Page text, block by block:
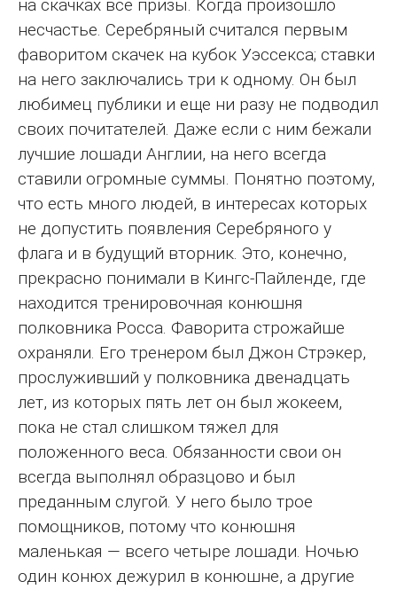
на скачках все призы. Когда произошло
несчастье. Серебряный считался первым
фаворитом скачек на кубок Уэссекса; ставки
на него заключались три к одному. Он был
любимец публики и еще ни разу не подводил
своих почитателей. Даже если с ним бежали
лучшие лошади Англии, на него всегда
ставили огромные суммы. Понятно поэтому,
что есть много людей, в интересах которых
не допустить появления Серебряного у
флага и в будущий вторник. Это, конечно,
прекрасно понимали в Кингс-Пайленде, где
находится тренировочная конюшня
полковника Росса. Фаворита строжайше
охраняли. Его тренером был Джон Стрэкер,
прослуживший у полковника двенадцать
лет, из которых пять лет он был жокеем,
пока не стал слишком тяжел для
положенного веса. Обязанности свои он
всегда выполнял образцово и был
преданным слугой. У него было трое
помощников, потому что конюшня
маленькая — всего четыре лошади. Ночью
один конюх дежурил в конюшне, а другие